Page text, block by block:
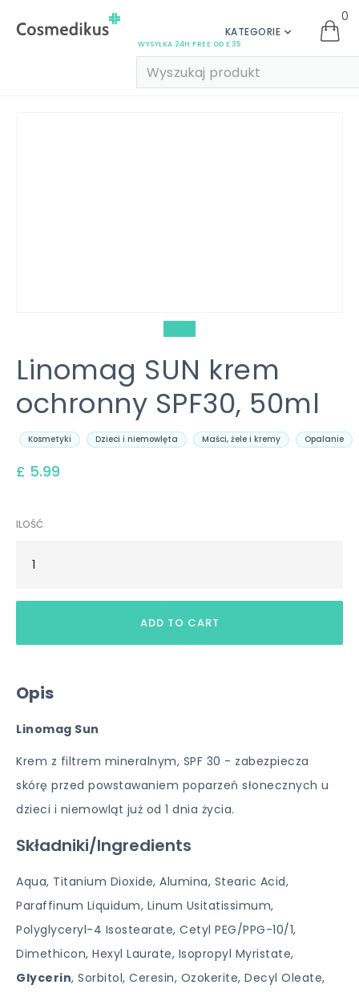
WYSYŁKA 24H FREE OD £35
KATEGORIE
0
Linomag SUN krem
ochronny SPF30, 50ml
Kosmetyki Dzieci i niemowlęta Maści, żele i kremy Opalanie
£ 5.99
ILOŚĆ
Opis
Linomag Sun
Krem z filtrem mineralnym, SPF 30 - zabezpiecza
skórę przed powstawaniem poparzeń słonecznych u
dzieci i niemowląt już od 1 dnia życia.
Składniki/Ingredients
Aqua, Titanium Dioxide, Alumina, Stearic Acid,
Paraffinum Liquidum, Linum Usitatissimum,
Polyglyceryl-4 Isostearate, Cetyl PEG/PPG-10/1,
Dimethicon, Hexyl Laurate, Isopropyl Myristate,
Glycerin, Sorbitol, Ceresin, Ozokerite, Decyl Oleate,